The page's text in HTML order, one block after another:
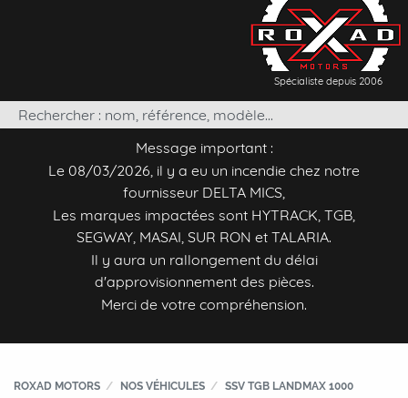
Spécialiste depuis 2006
Message important :
Le 08/03/2026, il y a eu un incendie chez notre
fournisseur DELTA MICS,
Les marques impactées sont HYTRACK, TGB,
SEGWAY, MASAI, SUR RON et TALARIA.
Il y aura un rallongement du délai
d'approvisionnement des pièces.
Merci de votre compréhension.
ROXAD MOTORS NOS VÉHICULES SSV TGB LANDMAX 1000